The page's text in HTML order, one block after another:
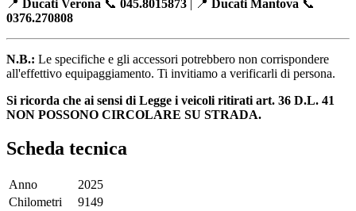
📍 Ducati Verona 📞 045.8015873 | 📍 Ducati Mantova 📞
0376.270808
N.B.: Le specifiche e gli accessori potrebbero non corrispondere
all'effettivo equipaggiamento. Ti invitiamo a verificarli di persona.
Si ricorda che ai sensi di Legge i veicoli ritirati art. 36 D.L. 41
NON POSSONO CIRCOLARE SU STRADA.
Scheda tecnica
Anno
2025
Chilometri
9149